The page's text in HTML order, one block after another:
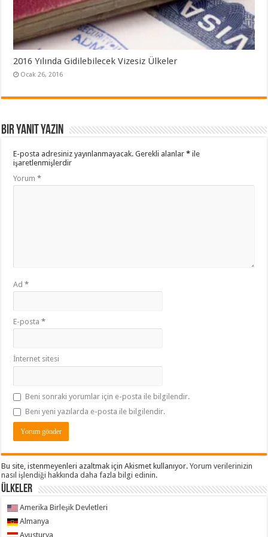
2016 Yılında Gidilebilecek Vizesiz Ülkeler
Ocak 26, 2016
Bir yanıt yazın
E-posta adresiniz yayınlanmayacak. Gerekli alanlar* ile
işaretlenmişlerdir
Yorum*
Ad*
E-posta*
İnternet sitesi
Beni sonraki yorumlar için e-posta ile bilgilendir.
Beni yeni yazılarda e-posta ile bilgilendir.
Bu site, istenmeyenleri azaltmak için Akismet kullanıyor.Yorum verilerinizin
nasıl işlendiği hakkında daha fazla bilgi edinin.
ÜLKELER
Amerika Birleşik Devletleri
Almanya
Avusturya